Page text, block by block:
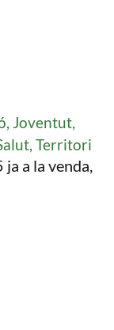
Joventut,
Territori
a la venda,